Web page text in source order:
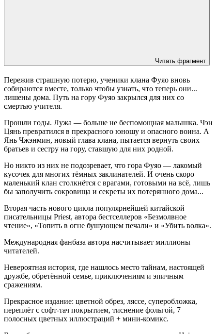
Читать фрагмент
Пережив страшную потерю, ученики клана Фуяо вновь
собираются вместе, только чтобы узнать, что теперь они...
лишены дома. Путь на гору Фуяо закрылся для них со
смертью учителя.
Прошли годы. Лужа — больше не беспомощная малышка. Чэн
Цянь превратился в прекрасного юношу и опасного воина. А
Янь Чжэнмин, новый глава клана, пытается вернуть своих
братьев и сестру на гору, ставшую для них родной.
Но никто из них не подозревает, что гора Фуяо — лакомый
кусочек для многих тёмных заклинателей. И очень скоро
маленький клан столкнётся с врагами, готовыми на всё, лишь
бы заполучить сокровища и секреты их потерянного дома...
Вторая часть нового цикла популярнейшей китайской
писательницы Priest, автора бестселлеров «Безмолвное
чтение», «Топить в огне бушующем печали» и «Убить волка».
Международная фанбаза автора насчитывает миллионы
читателей.
Невероятная история, где нашлось место тайнам, настоящей
дружбе, обретённой семье, приключениям и эпичным
сражениям.
Прекрасное издание: цветной обрез, ляссе, суперобложка,
переплёт с софт-тач покрытием, тиснение фольгой, 7
полосных цветных иллюстраций + мини-комикс.